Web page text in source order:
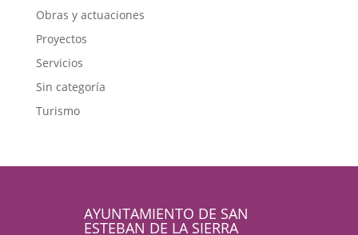
Obras y actuaciones
Proyectos
Servicios
Sin categoría
Turismo
AYUNTAMIENTO DE SAN
ESTEBAN DE LA SIERRA